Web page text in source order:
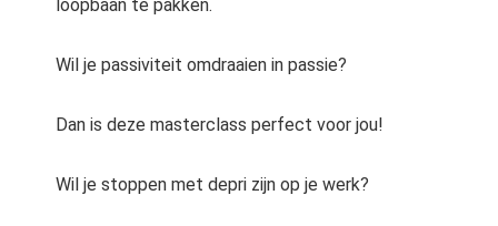
loopbaan te pakken.
Wil je passiviteit omdraaien in passie?
Dan is deze masterclass perfect voor jou!
Wil je stoppen met depri zijn op je werk?